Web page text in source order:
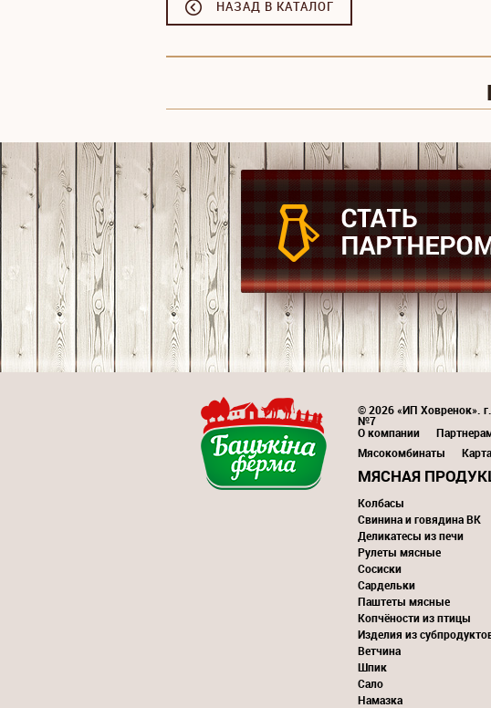
НАЗАД В КАТАЛОГ
© 2026 «ИП Ховренок».
№7
О компании
Мясокомбинаты
МЯСНАЯ
Колбасы
Свинина и говядина ВК
Деликатесы из печи
Рулеты мясные
Сосиски
Сардельки
Паштеты мясные
Копчёности из птицы
Изделия из
Ветчина
Шпик
Сало
Намазка